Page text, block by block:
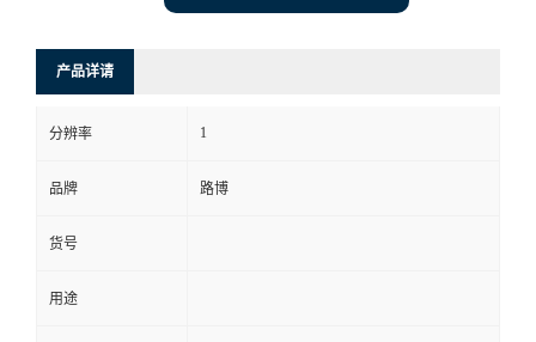
系
方
式
在
产品详请
分辨率 1
品牌 路博
货号
用途